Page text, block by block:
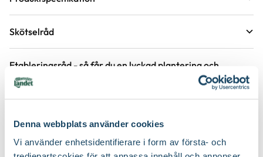
Denna webbplats använder cookies
Vi använder enhetsidentifierare i form av första- och
Krukstorlek
Höjd på trädgårdsväxter
Växtsätt
Bladfärg Grön
Skötselråd
Läge Sol till halvskugga
Övervintringsförmåga
Antal per kvm 7-9 plantor
Jordmån Fuktig jord, Näringsrik jord, Väldränerad jord
Etableringsråd - så får du en lyckad plantering och
tillväxt
Håll jorden fuktig det första året, stödvattna därefter under
Gödsla inte nyplanterade rabatter första året, följande år efter